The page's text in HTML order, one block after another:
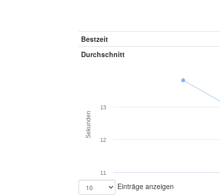
Bestzeit
Durchschnitt
Sekunden
11
12
13
Einträge anzeigen